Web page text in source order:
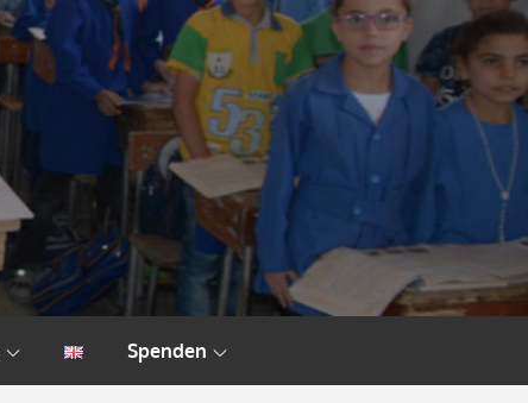
Spenden